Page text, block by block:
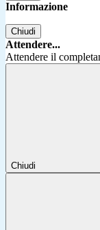
Informazione
Chiudi
Attendere...
Attendere il
Chiudi